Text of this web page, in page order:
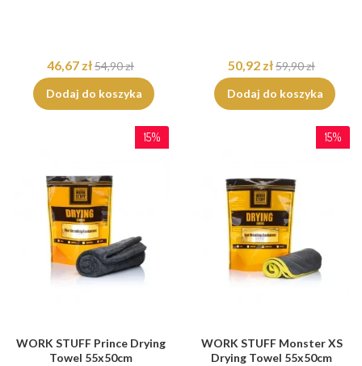
46,67 zł54,90 zł
Dodaj do koszyka
50,92 zł59,90 zł
Dodaj do koszyka
15%
WORK STUFF Prince Drying
Towel 55x50cm
15%
WORK STUFF Monster XS
Drying Towel 55x50cm